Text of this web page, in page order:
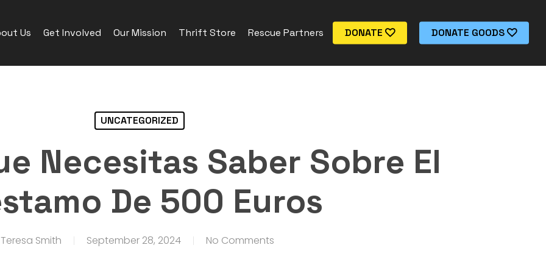
Us Get Involved Our Mission Thrift Store Rescue Partners DONATE DONATE GOODS
UNCATEGORIZED
Necesitas Saber Sobre El
De 500 Euros
Teresa Smith September 28, 2024 No Comments